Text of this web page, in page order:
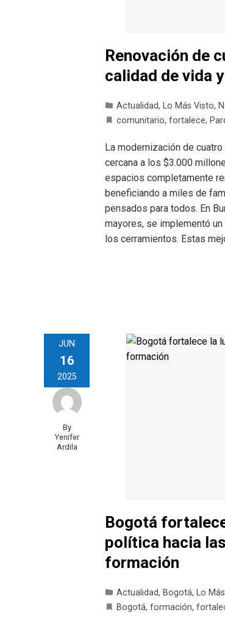
Renovación de
calidad de vida
Actualidad, Lo Más Visto,
comunitario, fortalece,
La modernización de
cercana a los $3.000
espacios completamente
beneficiando a miles de
pensados para todos. En
mayores, se implementó
los cerramientos. Estas
JUN
16
2025
By
Yenifer
Ardila
Bogotá
política hacia
formación
Actualidad, Bogotá, Lo
Bogotá, formación,